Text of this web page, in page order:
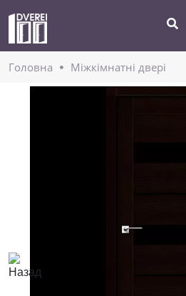
Головнa Міжкімнатні двері